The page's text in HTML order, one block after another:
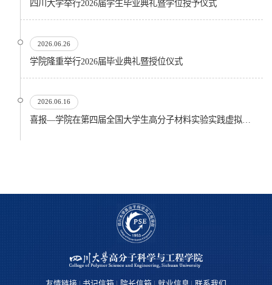
四川大学举行2026届学生毕业典礼暨学位授予仪式
2026.06.26
​学院隆重举行2026届毕业典礼暨授位仪式
2026.06.16